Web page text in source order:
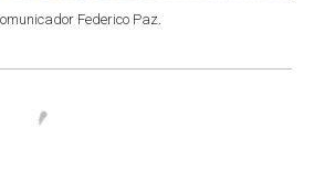
Federico Paz.